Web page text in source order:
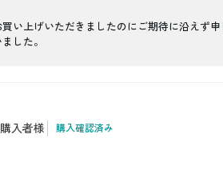
い上げいただきましたのにご期待に沿えず
した。
入者様 購入確認済み